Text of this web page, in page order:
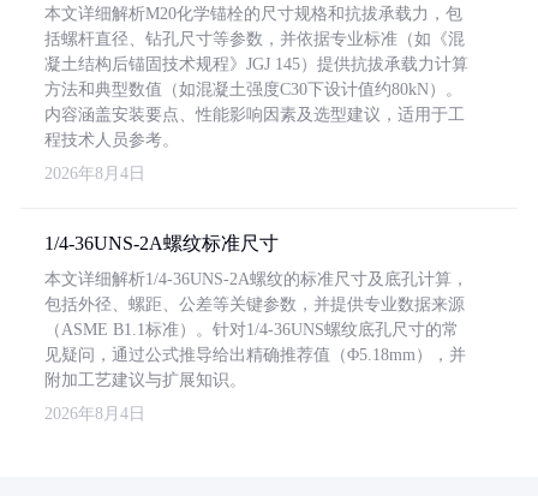
本文详细解析M20化学锚栓的尺寸规格和抗拔承载力，包
括螺杆直径、钻孔尺寸等参数，并依据专业标准（如《混
凝土结构后锚固技术规程》JGJ 145）提供抗拔承载力计算
方法和典型数值（如混凝土强度C30下设计值约80kN）。
内容涵盖安装要点、性能影响因素及选型建议，适用于工
程技术人员参考。
2026年8月4日
1/4-36UNS-2A螺纹标准尺寸
本文详细解析1/4-36UNS-2A螺纹的标准尺寸及底孔计算，
包括外径、螺距、公差等关键参数，并提供专业数据来源
（ASME B1.1标准）。针对1/4-36UNS螺纹底孔尺寸的常
见疑问，通过公式推导给出精确推荐值（Φ5.18mm），并
附加工艺建议与扩展知识。
2026年8月4日